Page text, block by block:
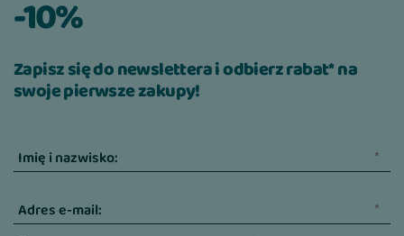
-10%
Zapisz się do newslettera i odbierz rabat* na
swoje pierwsze zakupy!
Imię i nazwisko:
Adres e-mail: